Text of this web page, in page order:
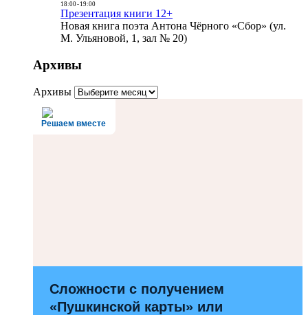
18:00- 19:00
Презентация книги 12+
Новая книга поэта Антона Чёрного «Сбор» (ул.
М. Ульяновой, 1, зал № 20)
Архивы
Архивы
Решаем вместе
Сложности с получением
«Пушкинской карты» или